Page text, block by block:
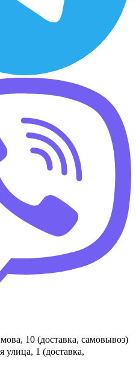
10 (доставка, самовывоз)
улица, 1 (доставка,